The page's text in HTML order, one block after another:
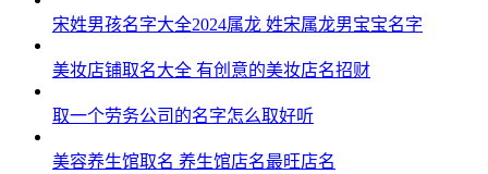
55、鸿华、泳翦、骁雷、慧卫、酥颀
56、耀亚、焕彬、兴焕、杰雪、森连
57、翦铄、杰道、瑞桐、嘉亚、巴胜
58、狄榕、惜琦、骁大、胜百、海德
宋姓男孩名字大全2024属龙 姓宋属龙男宝宝名字
美妆店铺取名大全 有创意的美妆店名招财
取一个劳务公司的名字怎么取好听
美容养生馆取名 养生馆店名最旺店名